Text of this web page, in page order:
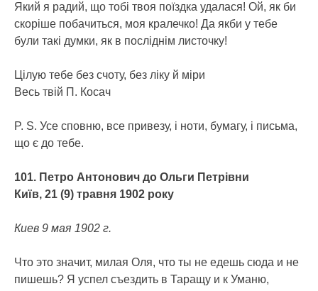
Який я радий, що тобі твоя поїздка удалася! Ой, як би
скоріше побачиться, моя кралечко! Да якби у тебе
були такі думки, як в посліднім листочку!
Цілую тебе без счоту, без ліку й міри
Весь твій П. Косач
P. S. Усе сповню, все привезу, і ноти, бумагу, і письма,
що є до тебе.
101. Петро Антонович до Ольги Петрівни
Київ, 21 (9) травня 1902 року
Киев 9 мая 1902 г.
Что это значит, милая Оля, что ты не едешь сюда и не
пишешь? Я успел съездить в Таращу и к Уманю,